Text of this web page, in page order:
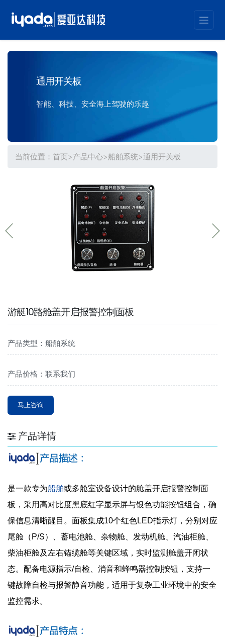
通用开关板
智能、科技、安全海上驾驶的乐趣
当前位置： 首页>产品中心>船舶系统>通用开关板
游艇10路舱盖开启报警控制面板
产品类型：船舶系统
产品价格：联系我们
马上咨询
产品详情
是一款专为船舶或多舱室设备设计的舱盖开启报警控制面
板，采用高对比度黑底红字显示屏与银色功能按钮组合，确
保信息清晰醒目。面板集成10个红色LED指示灯，分别对应
尾舱（P/S）、蓄电池舱、杂物舱、发动机舱、汽油柜舱、
柴油柜舱及左右锚缆舱等关键区域，实时监测舱盖开闭状
态。配备电源指示/自检、消音和蜂鸣器控制按钮，支持一
键故障自检与报警静音功能，适用于复杂工业环境中的安全
监控需求。